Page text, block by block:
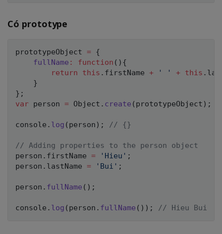
Có prototype
prototypeObject = {
fullName : function ( ) {
return
this . firstName + ' ' + this .
}
} ;
var person = Object . create ( prototypeObject ) ;
console . log ( person ) ; // {}
// Adding properties to the person object
person . firstName = 'Hieu' ;
person . lastName = 'Bui' ;
person . fullName ( ) ;
console . log ( person . fullName ( ) ) ; // Hieu Bui